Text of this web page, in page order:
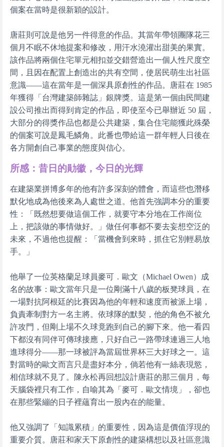
個案在當時是很新穎的設計。
唐莊則可說是他另一件得意的作品。其當年帶領團隊花三
個月不眠不休地提案和修改，用汗水澆灌出甜美的果實。
該作品將兩個住宅單元相扣並交錯營造出一個人性尺度空
間，且因在配置上創造出的共有空間，使居民萌生出社區
意識——這在當年是一個深具原創性的作品。唐莊在 1985
年獲得「台灣建築師雜誌」銀牌獎。這是第一個由民間建
設公司推出而得到肯定的作品，即使至今已舉辦近 50 屆，
大部分的得獎作品也都是公共建築，集合住宅能獲此殊榮
的個案可說是鳳毛鱗角。此番也帶給這一群年輕人日後在
各方開創自己事業的態度與信心。
所感：昔日的勛徽，今日的光輝
在建築業拼博多年的他有許多深刻的體會，而這些也潛移
默化地成為他後來為人處世之道。他首先強調本分的重要
性：「既然想要做這個工作，就要守本分地在工作崗位
上，把該做的事情做好。」做任何事都不要去妄想空泛的
未來，不過他也提醒：「當機會到來時，抓住它別輕易放
手。」
他舉了一位英格蘭足球員麥可．歐文（Michael Owen）成
名的故事：歐文當年只是一位剛滿十八歲的板凳球員，在
一場對抗阿根廷的比賽因為他的年輕和速度而被派上場，
負責牽制對方一名主將。依球隊的默契，他的角色不被允
許攻門，但剛上場不久球竟跑到自己的腳下來。他一看四
下都沒有同伴可傳球接應，只好自己一路帶球連過三人地
進球得分——那一球被評為當屆世界杯三大好球之一。這
對當時的歐文而言只是盡好本分，倘若他有一絲表現慾，
相信球就不見了。陳永松再回想設計唐莊的那三個月，每
天腦袋裡只有工作，自喻其為「麥可．歐文情境」，卻也
在那些緊繃的日子裡蘊育出一股內在的能量。
他又強調了「知識累積」的重要性，因為這是價值浮現的
重要介質。唐莊和家天下原創性的建築構想以及社區意識